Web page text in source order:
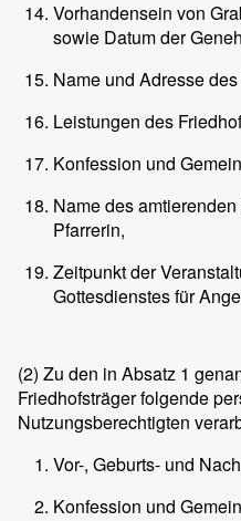
Vorhandensein von
sowie Datum der
Name und Adresse
Leistungen des
Konfession und
Name des
Pfarrerin,
Zeitpunkt der
Gottesdienstes für
(2) Zu den in Absatz 1
Friedhofsträger folgende
Nutzungsberechtigten
Vor-, Geburts- und
Konfession und